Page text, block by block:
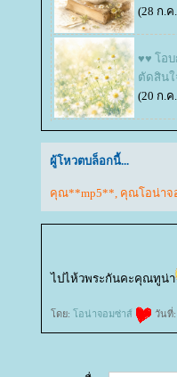
(28 ก.ค
♥♥ โอ
ตัดสินใ
(20 ก.ค
ผู้โหวตบล็อกนี้...
คุณ**mp5**, คุณโอน่าจ
ไปไห้วพระกันคะคุณทูน่า
ดย: อน่าจอมซ่าส์ วันที่: